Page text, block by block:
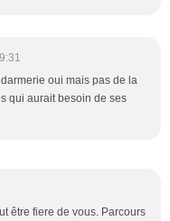
oui mais pas de la
qui aurait besoin de ses
être fiere de vous. Parcours